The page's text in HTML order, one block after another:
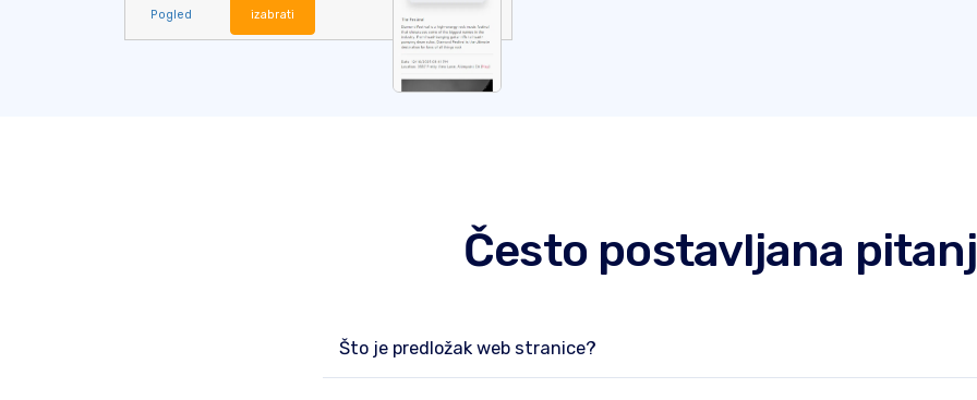
Pogled izabrati
Često postavljana
Što je predložak web stranice?